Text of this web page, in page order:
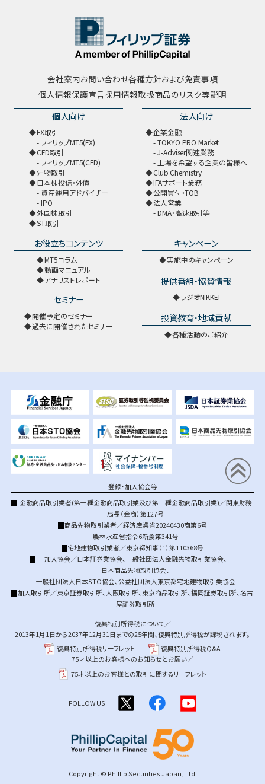
会社案内お問い合わせ各種方針および免責事項
個人情報保護宣言採用情報取扱商品のリスク等説明
個人向け
FX取引
フィリップMT5(FX)
CFD取引
フィリップMT5(CFD)
先物取引
日本株投信・外債
資産運用アドバイザー
IPO
外国株取引
ST取引
法人向け
企業金融
TOKYO PRO Market
J-Adviser関連業務
上場を希望する企業の皆様へ
Club Chemistry
IFAサポート業務
公開買付・TOB
法人営業
DMA・高速取引等
お役立ちコンテンツ
MT5コラム
動画マニュアル
アナリストレポート
セミナー
開催予定のセミナー
過去に開催されたセミナー
キャンペーン
実施中のキャンペーン
提供番組・協賛情報
ラジオNIKKEI
投資教育・地域貢献
各種活動のご紹介
登録・加入協会等
金融商品取引業者(第一種金融商品取引業及び第二種金融商品取引業)／関東財務
局長（金商）第127号
商品先物取引業者／経済産業省20240430商第6号
農林水産省指令6新食第341号
宅地建物取引業者／東京都知事（1）第110368号
加入協会／日本証券業協会、一般社団法人金融先物取引業協会、
日本商品先物取引協会、
一般社団法人日本STO協会、公益社団法人東京都宅地建物取引業協会
加入取引所／東京証券取引所、大阪取引所、 東京商品取引所、福岡証券取引所、名古
屋証券取引所
復興特別所得税について／
2013年1月1日から2037年12月31日までの25年間、復興特別所得税が課税されます。
復興特別所得税リーフレット
復興特別所得税Q&A
75才以上のお客様へのお知らせとお願い／
75才以上のお客様との取引に関するリーフレット
FOLLOW US
Copyright © Phillip Securities Japan, Ltd.